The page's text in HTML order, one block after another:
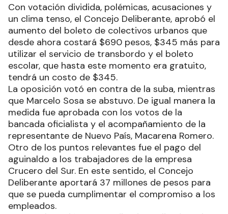
Con votación dividida, polémicas, acusaciones y
un clima tenso, el Concejo Deliberante, aprobó el
aumento del boleto de colectivos urbanos que
desde ahora costará $690 pesos, $345 más para
utilizar el servicio de transbordo y el boleto
escolar, que hasta este momento era gratuito,
tendrá un costo de $345.
La oposición votó en contra de la suba, mientras
que Marcelo Sosa se abstuvo. De igual manera la
medida fue aprobada con los votos de la
bancada oficialista y el acompañamiento de la
representante de Nuevo País, Macarena Romero.
Otro de los puntos relevantes fue el pago del
aguinaldo a los trabajadores de la empresa
Crucero del Sur. En este sentido, el Concejo
Deliberante aportará 37 millones de pesos para
que se pueda cumplimentar el compromiso a los
empleados.